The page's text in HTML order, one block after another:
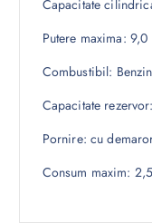
Capacitate
Putere maxima: 9,0
Combustibil:
Capacitate
Pornire: cu
Consum maxim: